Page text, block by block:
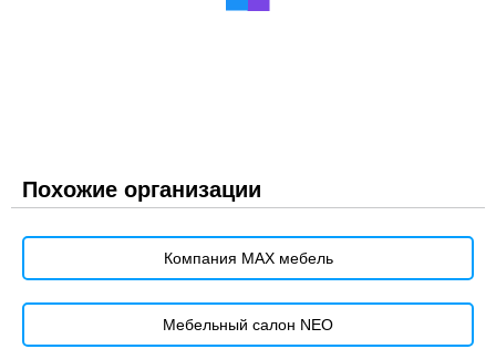
Похожие организации
Компания MAX мебель
Мебельный салон NEO